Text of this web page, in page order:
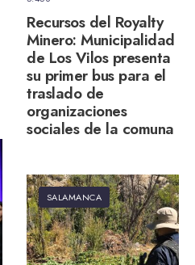
Recursos del Royalty
Minero: Municipalidad
de Los Vilos presenta
su primer bus para el
traslado de
organizaciones
sociales de la comuna
SALAMANCA